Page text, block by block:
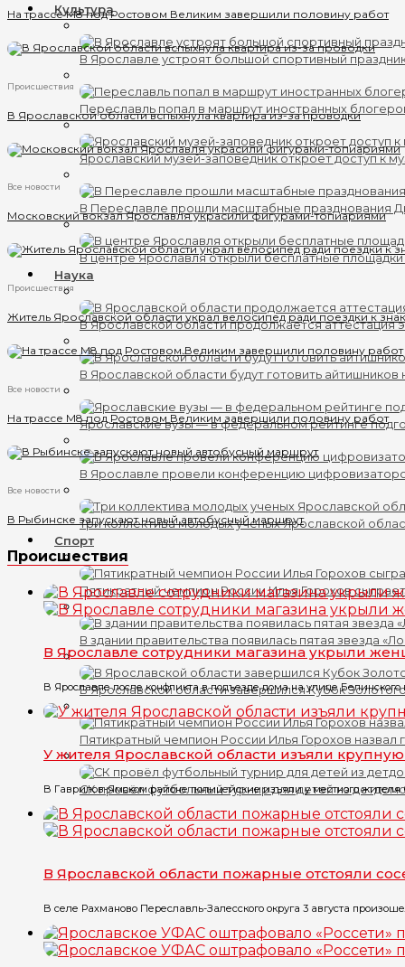
Культура
В Ярославле устроят большой спортивный
Переславль попал в маршрут иностранных
Ярославский музей-заповедник откроет доступ к
В Переславле прошли масштабные празднования
В центре Ярославля открыли бесплатные
Наука
В Ярославской области продолжается аттестация
В Ярославской области будут готовить айтишников
Ярославские вузы — в федеральном рейтинге
В Ярославле провели конференцию
Три коллектива молодых ученых Ярославской
Спорт
Пятикратный чемпион России Илья Горохов
В здании правительства появилась пятая звезда
В Ярославской области завершился Кубок
Пятикратный чемпион России Илья Горохов
СК провёл футбольный турнир для детей из
На трассе М8 под Ростовом Великим завершили половину работ
Происшествия
В Ярославской области вспыхнула квартира из-за проводки
Все новости
Московский вокзал Ярославля украсили фигурами-топиариями
Происшествия
Житель Ярославской области украл велосипед ради поездки к
Все новости
На трассе М8 под Ростовом Великим завершили половину работ
Все новости
В Рыбинске запускают новый автобусный маршрут
Происшествия
В Ярославле сотрудники магазина укрыли
В Ярославле после конфликта в подъезде дома на улице Белинского
У жителя Ярославской области изъяли
В Гаврилов-Ямском районе полицейские изъяли у местного жителя
В Ярославской области пожарные отстояли
В селе Рахманово Переславль-Залесского округа 3 августа